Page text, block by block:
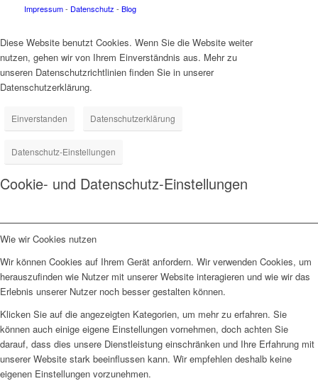
Impressum- Datenschutz - Blog
Diese Website benutzt Cookies. Wenn Sie die Website weiter
nutzen, gehen wir von Ihrem Einverständnis aus. Mehr zu
unseren Datenschutzrichtlinien finden Sie in unserer
Datenschutzerklärung.
Einverstanden Datenschutzerklärung
Datenschutz-Einstellungen
Cookie- und Datenschutz-Einstellungen
Wie wir Cookies nutzen
Wir können Cookies auf Ihrem Gerät anfordern. Wir verwenden Cookies, um
herauszufinden wie Nutzer mit unserer Website interagieren und wie wir das
Erlebnis unserer Nutzer noch besser gestalten können.
Klicken Sie auf die angezeigten Kategorien, um mehr zu erfahren. Sie
können auch einige eigene Einstellungen vornehmen, doch achten Sie
darauf, dass dies unsere Dienstleistung einschränken und Ihre Erfahrung mit
unserer Website stark beeinflussen kann. Wir empfehlen deshalb keine
eigenen Einstellungen vorzunehmen.